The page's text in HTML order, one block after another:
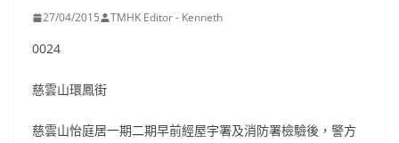
27/04/2015 TMHK Editor - Kenneth
0024
慈雲山環鳳街
慈雲山怡庭居一期二期早前經屋宇署及消防署檢驗後，警方